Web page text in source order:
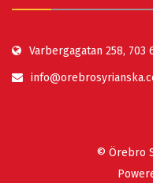
Varbergagatan 258, 703
© Örebro